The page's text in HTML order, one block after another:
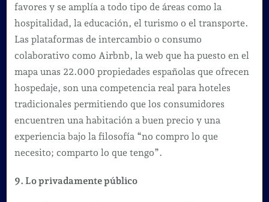
favores y se amplía a todo tipo de áreas como la
hospitalidad, la educación, el turismo o el transporte.
Las plataformas de intercambio o consumo
colaborativo como Airbnb, la web que ha puesto en el
mapa unas 22.000 propiedades españolas que ofrecen
hospedaje, son una competencia real para hoteles
tradicionales permitiendo que los consumidores
encuentren una habitación a buen precio y una
experiencia bajo la filosofía “no compro lo que
necesito; comparto lo que tengo”.
9. Lo privadamente público